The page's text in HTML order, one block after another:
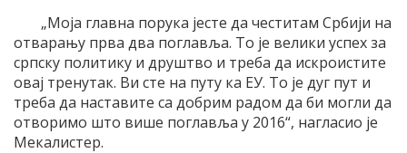
„Моја главна порука јесте да честитам Србији на
отварању прва два поглавља. То је велики успех за
српску политику и друштво и треба да искроистите
овај тренутак. Ви сте на путу ка ЕУ. То је дуг пут и
треба да наставите са добрим радом да би могли да
отворимо што више поглавља у 2016“, нагласио је
Мекалистер.